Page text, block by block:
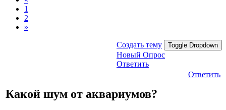
1
2
»
Создать тему Toggle Dropdown
Новый Опрос
Ответить
Ответить
Какой шум от аквариумов?